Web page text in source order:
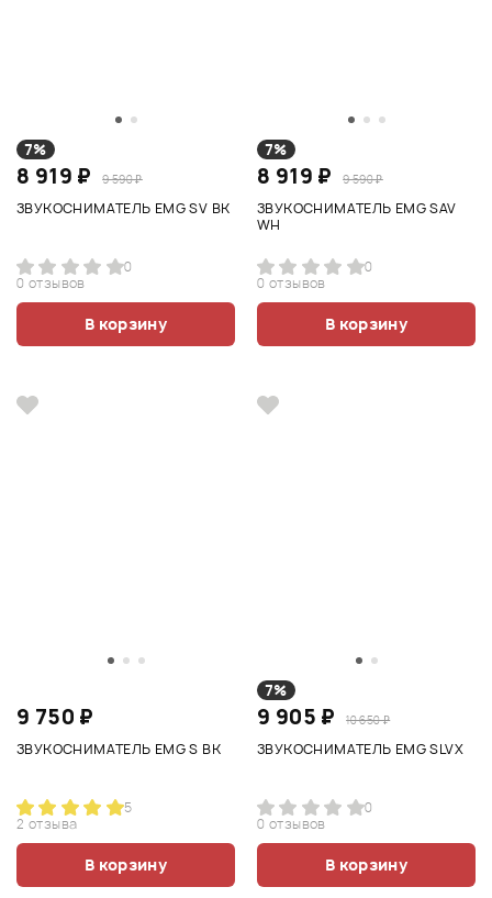
7%
8 919 ₽ 9 590 ₽
ЗВУКОСНИМАТЕЛЬ EMG SV BK
0
0 отзывов
В корзину
7%
8 919 ₽ 9 590 ₽
ЗВУКОСНИМАТЕЛЬ EMG SAV
WH
0
0 отзывов
В корзину
9 750 ₽
ЗВУКОСНИМАТЕЛЬ EMG S BK
5
2 отзыва
В корзину
7%
9 905 ₽ 10 650 ₽
ЗВУКОСНИМАТЕЛЬ EMG SLVX
0
0 отзывов
В корзину